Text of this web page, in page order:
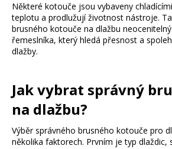
Některé kotouče jsou vybaveny
teplotu a prodlužují životnost nástroje.
brusného kotouče na dlažbu
řemeslníka, který hledá přesnost a
dlažby.
Jak vybrat správný
na dlažbu?
Výběr správného brusného kotouče pro
několika faktorech. Prvním je typ dlaždic,